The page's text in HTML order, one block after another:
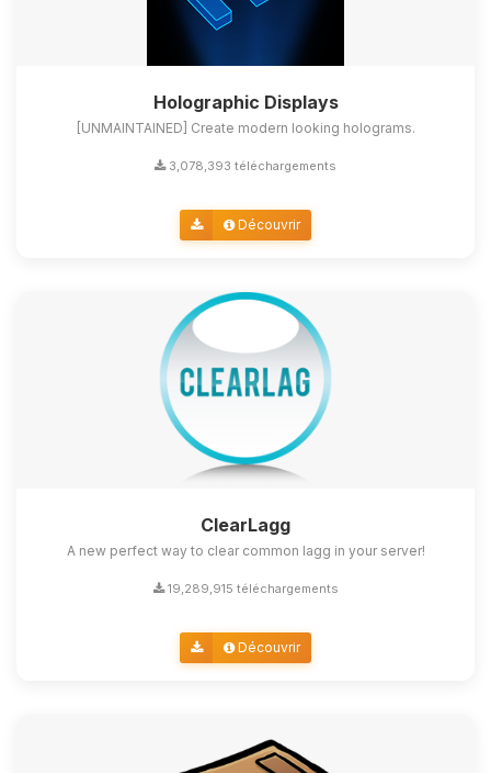
Holographic Displays
[UNMAINTAINED] Create modern looking holograms.
3,078,393 téléchargements
Découvrir
ClearLagg
A new perfect way to clear common lagg in your server!
19,289,915 téléchargements
Découvrir